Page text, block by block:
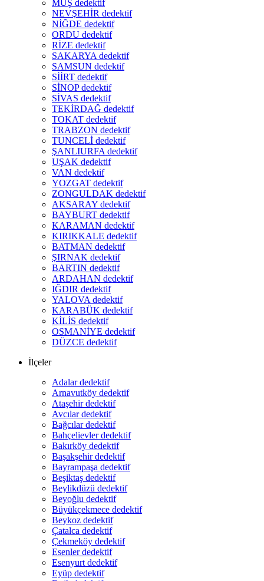
MUŞ dedektif
NEVŞEHİR dedektif
NİĞDE dedektif
ORDU dedektif
RİZE dedektif
SAKARYA dedektif
SAMSUN dedektif
SİİRT dedektif
SİNOP dedektif
SİVAS dedektif
TEKİRDAĞ dedektif
TOKAT dedektif
TRABZON dedektif
TUNCELİ dedektif
ŞANLIURFA dedektif
UŞAK dedektif
VAN dedektif
YOZGAT dedektif
ZONGULDAK dedektif
AKSARAY dedektif
BAYBURT dedektif
KARAMAN dedektif
KIRIKKALE dedektif
BATMAN dedektif
ŞIRNAK dedektif
BARTIN dedektif
ARDAHAN dedektif
IĞDIR dedektif
YALOVA dedektif
KARABÜK dedektif
KİLİS dedektif
OSMANİYE dedektif
DÜZCE dedektif
İlçeler
Adalar dedektif
Arnavutköy dedektif
Ataşehir dedektif
Avcılar dedektif
Bağcılar dedektif
Bahçelievler dedektif
Bakırköy dedektif
Başakşehir dedektif
Bayrampaşa dedektif
Beşiktaş dedektif
Beylikdüzü dedektif
Beyoğlu dedektif
Büyükçekmece dedektif
Beykoz dedektif
Çatalca dedektif
Çekmeköy dedektif
Esenler dedektif
Esenyurt dedektif
Eyüp dedektif